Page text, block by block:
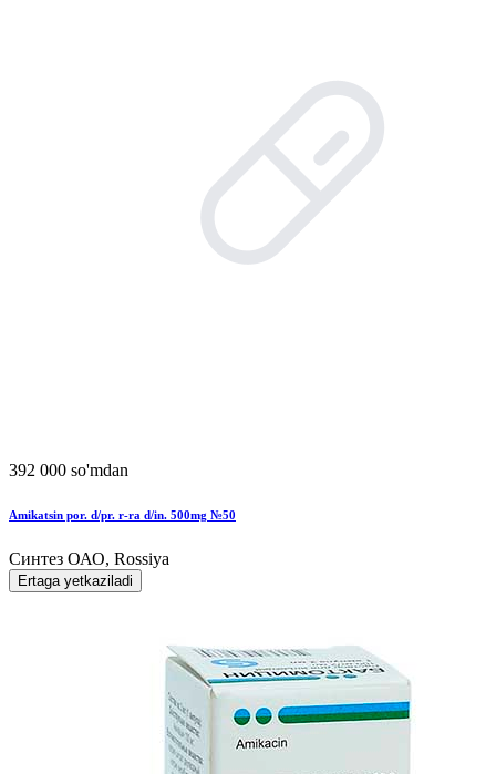
392 000 so'mdan
Amikatsin por. d/pr. r-ra d/in. 500mg №50
Синтез ОАО, Rossiya
Ertaga yetkaziladi